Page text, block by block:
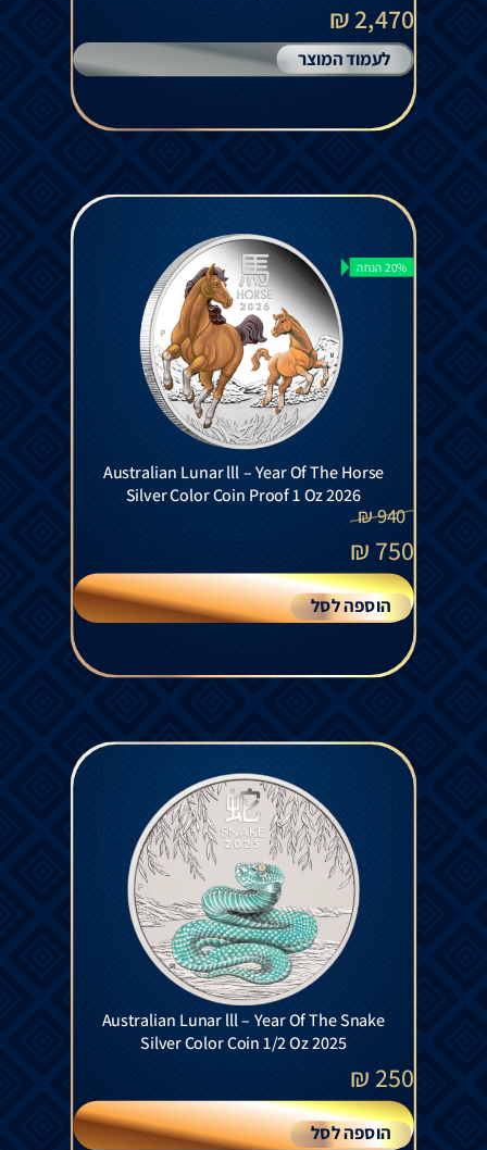
2,470 ₪
לעמוד המוצר
20% הנחה
Australian Lunar lll – Year Of The Horse
Silver Color Coin Proof 1 Oz 2026
940
₪
750
₪
הוספה לסל
Australian Lunar lll – Year Of The Snake
Silver Color Coin 1/2 Oz 2025
250
₪
הוספה לסל